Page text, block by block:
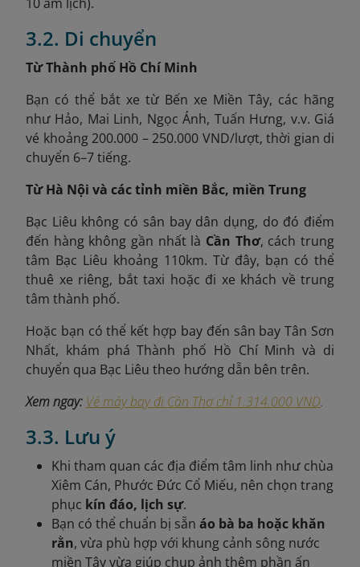
3.2. Di chuyển
Từ Thành phố Hồ Chí Minh
Bạn có thể bắt xe từ Bến xe Miền Tây, các hãng
như Hảo, Mai Linh, Ngọc Ánh, Tuấn Hưng, v.v. Giá
vé khoảng 200.000 – 250.000 VND/lượt, thời gian di
chuyển 6–7 tiếng.
Từ Hà Nội và các tỉnh miền Bắc, miền Trung
Bạc Liêu không có sân bay dân dụng, do đó điểm
đến hàng không gần nhất là Cần Thơ, cách trung
tâm Bạc Liêu khoảng 110km. Từ đây, bạn có thể
thuê xe riêng, bắt taxi hoặc đi xe khách về trung
tâm thành phố.
Hoặc bạn có thể kết hợp bay đến sân bay Tân Sơn
Nhất, khám phá Thành phố Hồ Chí Minh và di
chuyển qua Bạc Liêu theo hướng dẫn bên trên.
Xem ngay: Vé máy bay đi Cần Thơ chỉ 1.314.000 VND.
3.3. Lưu ý
Khi tham quan các địa điểm tâm linh như chùa
Xiêm Cán, Phước Đức Cổ Miếu, nên chọn trang
phục kín đáo, lịch sự.
Bạn có thể chuẩn bị sẵn áo bà ba hoặc khăn
rằn, vừa phù hợp với khung cảnh sông nước
miền Tây vừa giúp chụp ảnh thêm phần ấn